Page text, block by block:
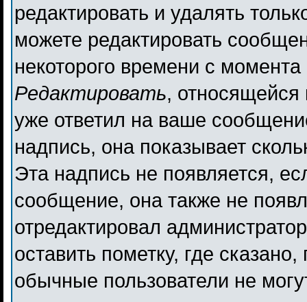
редактировать и удалять
можете редактировать
некоторого времени с
Редактировать,
уже ответил на ваше
надпись, она показывает
Эта надпись не появляется,
сообщение, она также не
отредактировал
оставить пометку, где
обычные пользователи не